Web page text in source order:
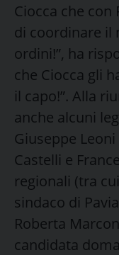
Ciocca che
di coordinare il
ordini!”, ha
che Ciocca gli
il capo!”. Alla
anche alcuni
Giuseppe
Castelli e
regionali (tra
sindaco di
Roberta
candidata